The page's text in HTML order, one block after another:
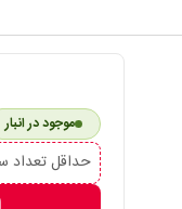
موجود در انبار
حداقل تعداد